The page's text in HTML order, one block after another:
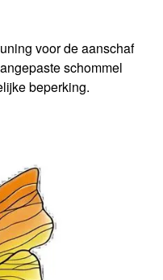
voor de aanschaf
schommel
beperking.